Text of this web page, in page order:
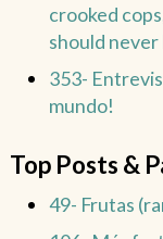
crooked
should
353-
mundo!
Top Posts &
49- Frutas